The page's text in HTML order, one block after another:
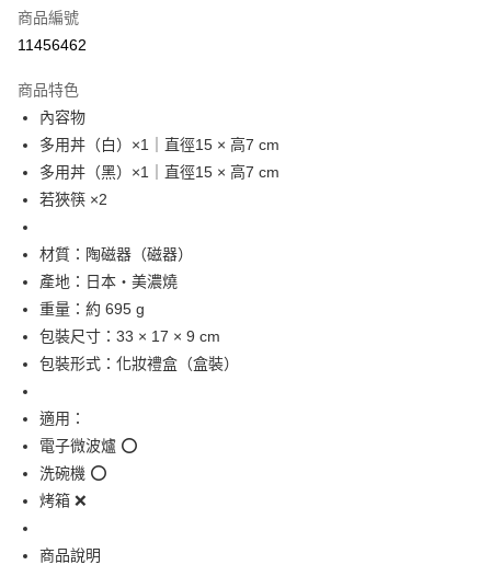
信用卡分期付款
合作金庫商業銀行
華南商業銀行
上海商業儲蓄銀行
台北富邦商業銀行
國泰世華商業銀行
兆豐國際商業銀行
臺灣中小企業銀行
元大商業銀行
玉山商業銀行
台新國際商業銀行
台灣樂天信用卡公司
超商取貨付款
LINE Pay
Apple Pay
街口支付
Google Pay
全家取貨付款
每筆NT$65，滿NT$999(含以上)免運費
付款後全家取貨
商品編號
11456462
商品特色
內容物
多用丼（白）×1｜直徑15 × 高7 cm
多用丼（黑）×1｜直徑15 × 高7 cm
若狹筷 ×2
材質：陶磁器（磁器）
產地：日本・美濃燒
重量：約 695 g
包裝尺寸：33 × 17 × 9 cm
包裝形式：化妝禮盒（盒裝）
適用：
電子微波爐 ⭕
洗碗機 ⭕
烤箱 ❌
商品說明